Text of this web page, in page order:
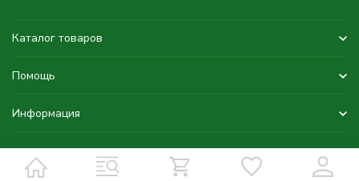
Каталог товаров
Помощь
Информация